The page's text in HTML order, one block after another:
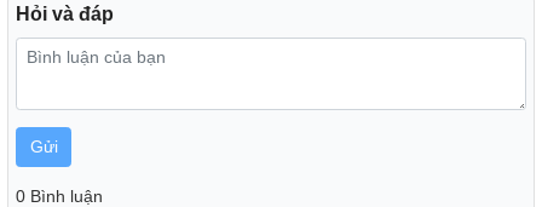
Hỏi và đáp
Gửi
0 Bình luận